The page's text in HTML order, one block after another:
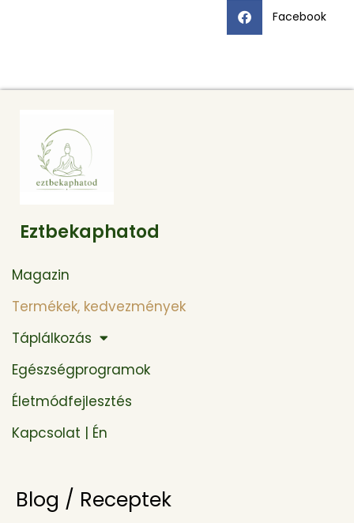
Facebook
Eztbekaphatod
Magazin
Termékek, kedvezmények
Táplálkozás
Egészségprogramok
Életmódfejlesztés
Kapcsolat | Én
Blog / Receptek